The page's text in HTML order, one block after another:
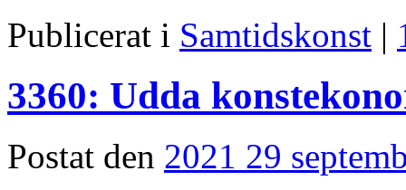
Publicerat i Samtidskonst |
3360: Udda
Postat den 2021 29